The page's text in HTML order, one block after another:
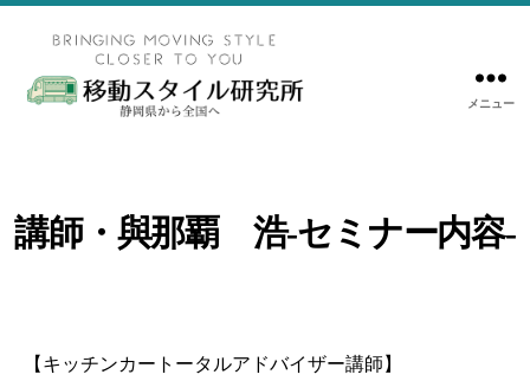
タ
イ
所
メニュー
講師・與那覇 浩-セミナー内容-
【キッチンカートータルアドバイザー講師】